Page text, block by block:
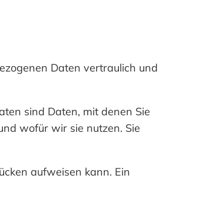
Daten vertraulich und
sind Daten, mit denen Sie
wofür wir sie nutzen. Sie
aufweisen kann. Ein